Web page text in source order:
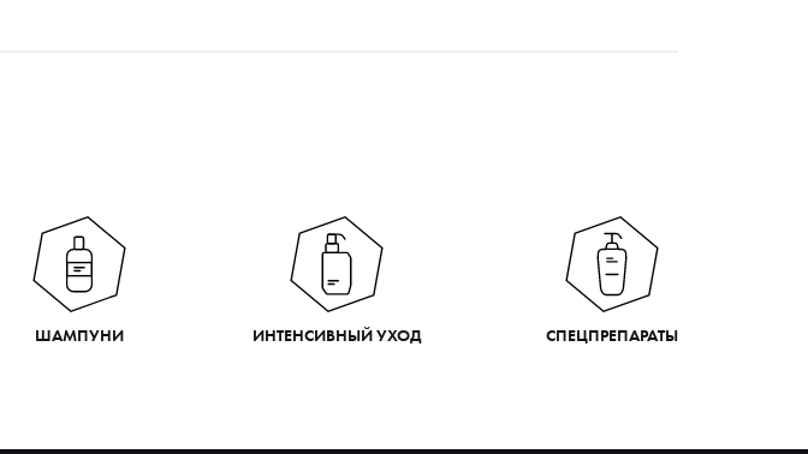
ШАМПУНИ ИНТЕНСИВНЫЙ УХОД СПЕЦПРЕПАРАТЫ